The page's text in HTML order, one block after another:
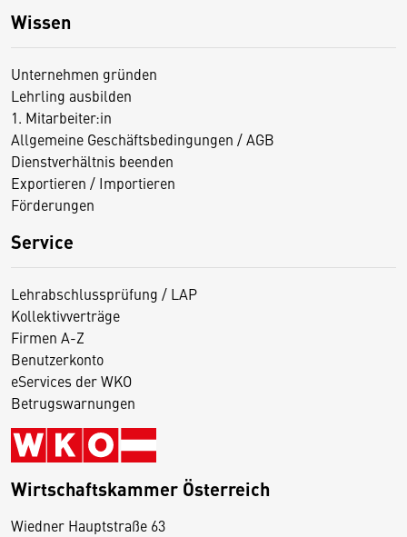
Wissen
Unternehmen gründen
Lehrling ausbilden
1. Mitarbeiter:in
Allgemeine Geschäftsbedingungen / AGB
Dienstverhältnis beenden
Exportieren / Importieren
Förderungen
Service
Lehrabschlussprüfung / LAP
Kollektivverträge
Firmen A-Z
Benutzerkonto
eServices der WKO
Betrugswarnungen
Wirtschaftskammer Österreich
Wiedner Hauptstraße 63
D